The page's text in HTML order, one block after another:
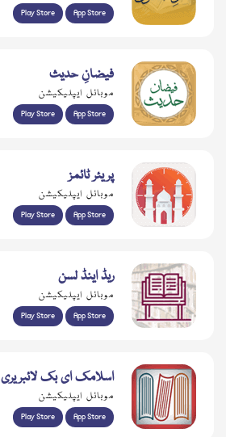
Play Store App Store
فیضانِ حدیث
موبائل ایپلیکیشن
Play Store App Store
پریئر ٹائمز
موبائل ایپلیکیشن
Play Store App Store
ریڈ اینڈ لسن
موبائل ایپلیکیشن
Play Store App Store
اسلامک ای بک لائبریری
موبائل ایپلیکیشن
Play Store App Store